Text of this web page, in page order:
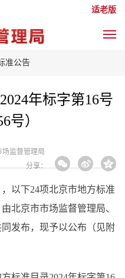
适老版
准公告
年标字第16号
号）
场监督管理局
分享：
下24项北京市地方标准
北京市市场监督管理局、
发布，现予以公布（见附